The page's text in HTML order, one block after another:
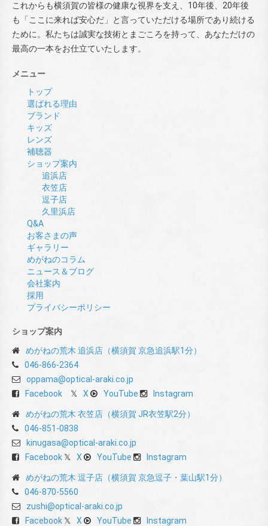
これからも横須賀の皆様の健康な視界を支え、10年後、20年後
も「ここに来れば安心だ」と言っていただける場所であり続ける
ために。私たちは誠実な技術とまごころを持って、あなただけの
最高の一本をお仕立ていたします。
メニュー
トップ
選ばれる理由
ブランド
キッズ
レンズ
補聴器
ショップ案内
追浜店
衣笠店
逗子店
久里浜店
Q&A
お客さまの声
ギャラリー
めがねのコラム
ニュース＆ブログ
会社案内
採用
プライバシーポリシー
ショップ案内
めがねの荒木 追浜店（横須賀 京急追浜駅1分）
046-866-2364
oppama@optical-araki.co.jp
Facebook
X YouTube Instagram
めがねの荒木 衣笠店（横須賀 JR衣笠駅2分）
046-851-0838
kinugasa@optical-araki.co.jp
Facebook
X YouTube Instagram
めがねの荒木 逗子店（横須賀 京急逗子・葉山駅1分）
046-870-5560
zushi@optical-araki.co.jp
Facebook
X YouTube Instagram